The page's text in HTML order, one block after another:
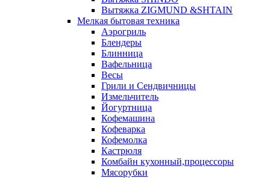
Вытяжка ZIGMUND &SHTAIN
Мелкая бытовая техника
Аэрогриль
Блендеры
Блинница
Вафельница
Весы
Грили и Сендвичницы
Измельчитель
Йогуртница
Кофемашина
Кофеварка
Кофемолка
Кастрюля
Комбайн кухонный,процессоры
Мясорубки